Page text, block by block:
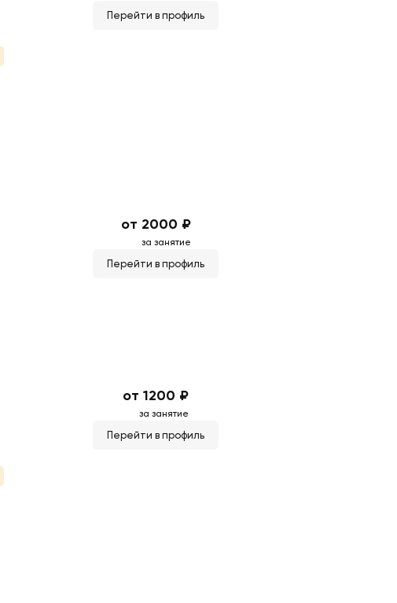
Перейти в профиль
от 2000 ₽
за занятие
Перейти в профиль
от 1200 ₽
за занятие
Перейти в профиль